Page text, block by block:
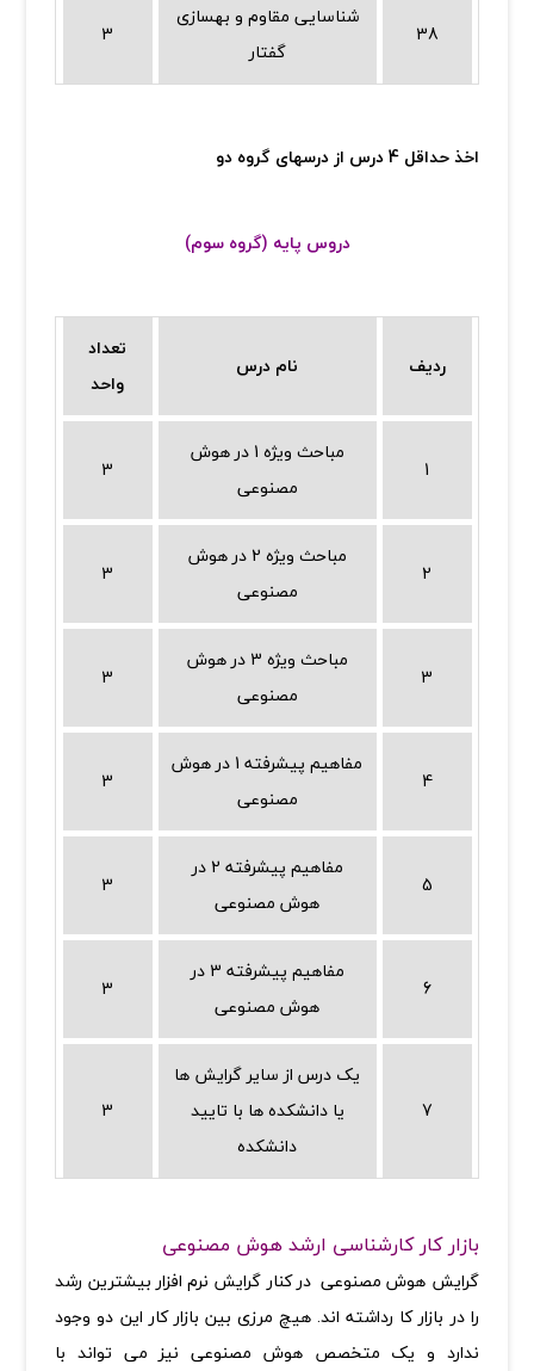
3
شناسایی مقاوم و بهسازی
گفتار
38
اخذ حداقل 4 درس از درسهای گروه دو
دروس پایه (گروه سوم)
تعداد
واحد
نام درس ردیف
3
مباحث ویژه 1 در هوش
مصنوعی
1
3
مباحث ویژه 2 در هوش
مصنوعی
2
3
مباحث ویژه 3 در هوش
مصنوعی
3
3
مفاهیم پیشرفته 1 در هوش
مصنوعی
4
3
مفاهیم پیشرفته 2 در
هوش مصنوعی
5
3
مفاهیم پیشرفته 3 در
هوش مصنوعی
6
3
یک درس از سایر گرایش ها
یا دانشکده ها با تایید
دانشکده
7
بازار کار کارشناسی ارشد هوش مصنوعی
گرایش هوش مصنوعی در کنار گرایش نرم افزار بیشترین رشد
را در بازار کا رداشته اند. هیچ مرزی بین بازار کار این دو وجود
ندارد و یک متخصص هوش مصنوعی نیز می تواند با